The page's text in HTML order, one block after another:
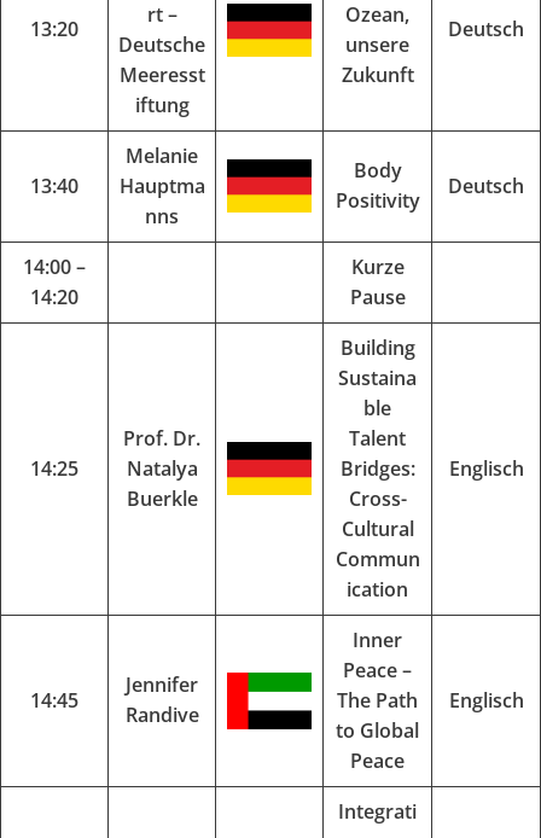
13:20
rt –
Deutsche
Meeresst
iftung
Ozean,
unsere
Zukunft
Deutsch
13:40
Melanie
Hauptma
nns
Body
Positivity
Deutsch
14:00 –
14:20
Kurze
Pause
14:25
Prof. Dr.
Natalya
Buerkle
Building
Sustaina
ble
Talent
Bridges:
Cross-
Cultural
Commun
ication
Englisch
14:45
Jennifer
Randive
Inner
Peace –
The Path
to Global
Peace
Englisch
Integrati